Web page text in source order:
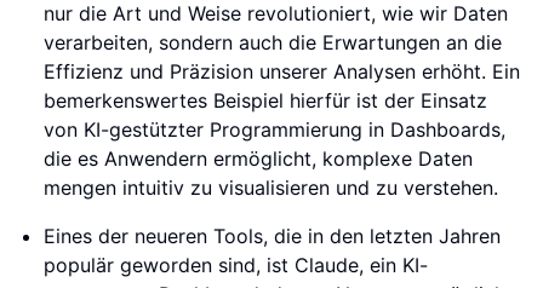
nur die Art und Weise revolutioniert, wie wir Daten
verarbeiten, sondern auch die Erwartungen an die
Effizienz und Präzision unserer Analysen erhöht. Ein
bemerkenswertes Beispiel hierfür ist der Einsatz
von KI-gestützter Programmierung in Dashboards,
die es Anwendern ermöglicht, komplexe Daten
mengen intuitiv zu visualisieren und zu verstehen.
Eines der neueren Tools, die in den letzten Jahren
populär geworden sind, ist Claude, ein KI-